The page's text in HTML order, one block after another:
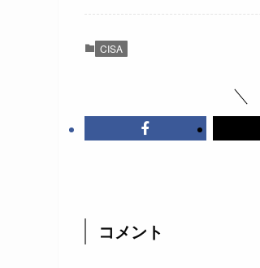
CISA
コメント